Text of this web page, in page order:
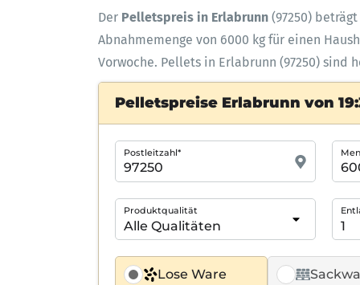
Der Pelletspreis in Erlabrunn (97250) beträgt
Abnahmemenge von 6000 kg für einen
Vorwoche. Pellets in Erlabrunn (97250) sind
Pelletspreise Erlabrunn von
Lose Ware
Postleitzahl*
Produktqualität